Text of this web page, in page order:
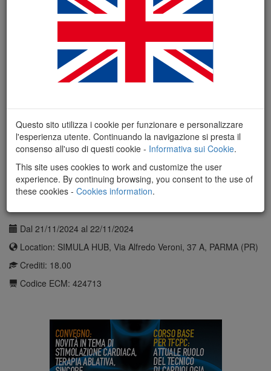
WORKSHOP DCD (DONATION
AFTER CARDIAC DEATH)
APPROCCIO TEORICO-PRATICO
(DCD, DONATION AFTER CARDIAC
DEATH) NEI CONTESTI DI ARRESTO
CARDIACO E DI LIMITAZIONE DEI
TRATTAMENTI IN TERAPIA
INTENSIVA
Dal 21/11/2024 al 22/11/2024
Location: SIMULA HUB, Via Alfredo Veroni, 37 A, PARMA (PR)
Crediti: 18.00
Codice ECM: 424713
Questo sito utilizza i cookie per funzionare e personalizzare
l'esperienza utente. Continuando la navigazione si presta il
consenso all'uso di questi cookie - Informativa sui Cookie.
This site uses cookies to work and customize the user
experience. By continuing browsing, you consent to the use of
these cookies - Cookies information.